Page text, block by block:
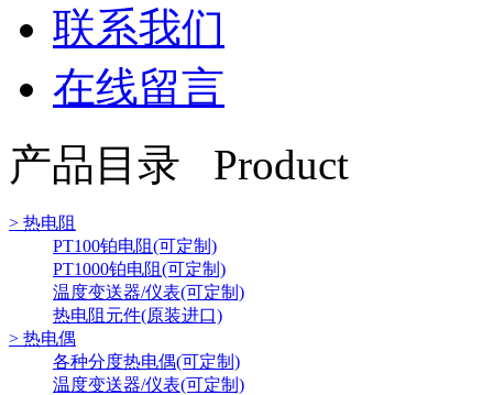
联系我们
在线留言
产品目录 Product
> 热电阻
PT100铂电阻(可定制)
PT1000铂电阻(可定制)
温度变送器/仪表(可定制)
热电阻元件(原装进口)
> 热电偶
各种分度热电偶(可定制)
温度变送器/仪表(可定制)